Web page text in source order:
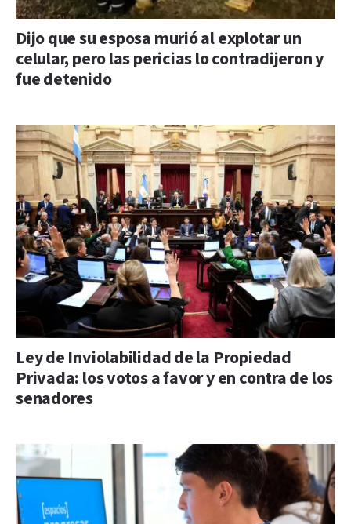
Dijo que su esposa murió al explotar un
celular, pero las pericias lo contradijeron y
fue detenido
Ley de Inviolabilidad de la Propiedad
Privada: los votos a favor y en contra de los
senadores